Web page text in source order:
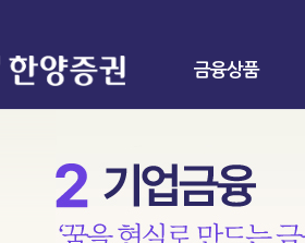
금융상품